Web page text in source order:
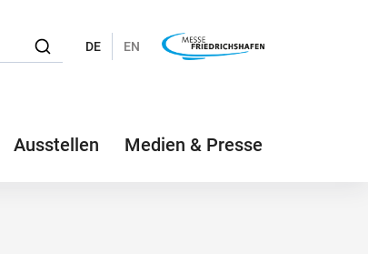
DE EN
Ausstellen Medien & Presse